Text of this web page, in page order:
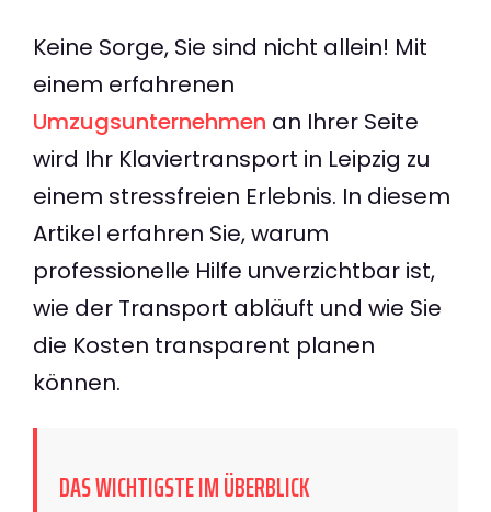
Keine Sorge, Sie sind nicht allein! Mit
einem erfahrenen
Umzugsunternehmen an Ihrer Seite
wird Ihr Klaviertransport in Leipzig zu
einem stressfreien Erlebnis. In diesem
Artikel erfahren Sie, warum
professionelle Hilfe unverzichtbar ist,
wie der Transport abläuft und wie Sie
die Kosten transparent planen
können.
DAS WICHTIGSTE IM ÜBERBLICK